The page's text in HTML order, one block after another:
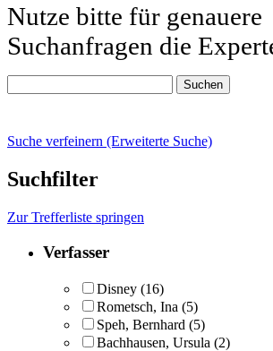
Nutze bitte für genauere
Suchanfragen die
Suche verfeinern (Erweiterte Suche)
Suchfilter
Zur Trefferliste springen
Verfasser
Disney (16)
Rometsch, Ina (5)
Speh, Bernhard (5)
Bachhausen, Ursula (2)